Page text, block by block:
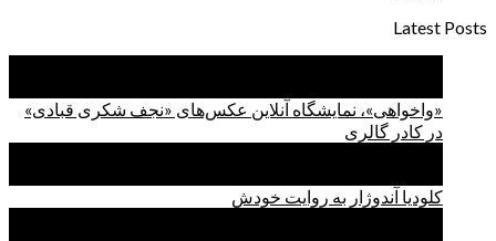
Latest Posts
«واخواهی»، نمایشگاه آنلاین عکس‌های «نجف شکری قبادی»
در کادر گالری
کلودیا آندوژار به روایت خودش